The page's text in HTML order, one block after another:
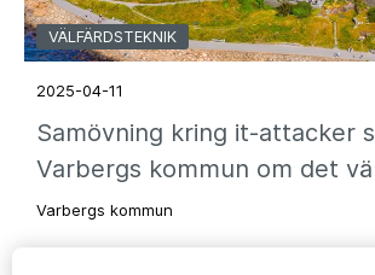
VÄLFÄRDSTEKNIK
2025-04-11
Samövning kring it-attacker
Varbergs kommun om det
Varbergs kommun